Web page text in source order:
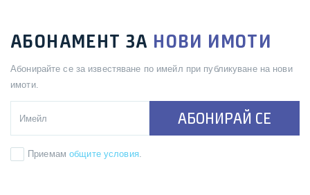
АБОНАМЕНТ ЗА НОВИ ИМОТИ
Абонирайте се за известяване по имейл при публикуване на нови
имоти.
АБОНИРАЙ СЕ
Приемам общите условия.